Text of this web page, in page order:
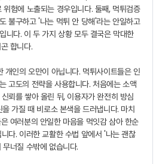
험에 노출되는 경우입니다. 둘째, 먹튀검증
불구하고 '나는 먹튀 안 당해'라는 안일하고
니다. 이 두 가지 상황 모두 결국은 막대한
합니다.
개인의 오만이 아닙니다. 먹튀사이트들은 인
고도의 전략을 사용합니다. 처음에는 소액
뢰를 쌓아 올린 뒤, 이용자가 완전히 방심
가질 때 비로소 본색을 드러냅니다. 마치
여러분의 안일한 마음을 먹잇감 삼아 한순
다. 이러한 교활한 수법 앞에서 '나는 괜찮
너질 수밖에 없습니다.